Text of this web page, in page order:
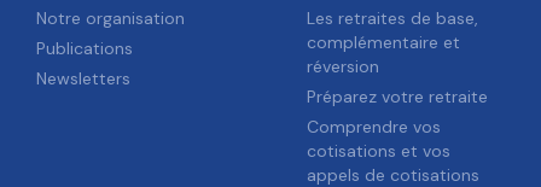
Notre organisation
Publications
Newsletters
Les retraites de base,
complémentaire et
réversion
Préparez votre retraite
Comprendre vos
cotisations et vos
appels de cotisations